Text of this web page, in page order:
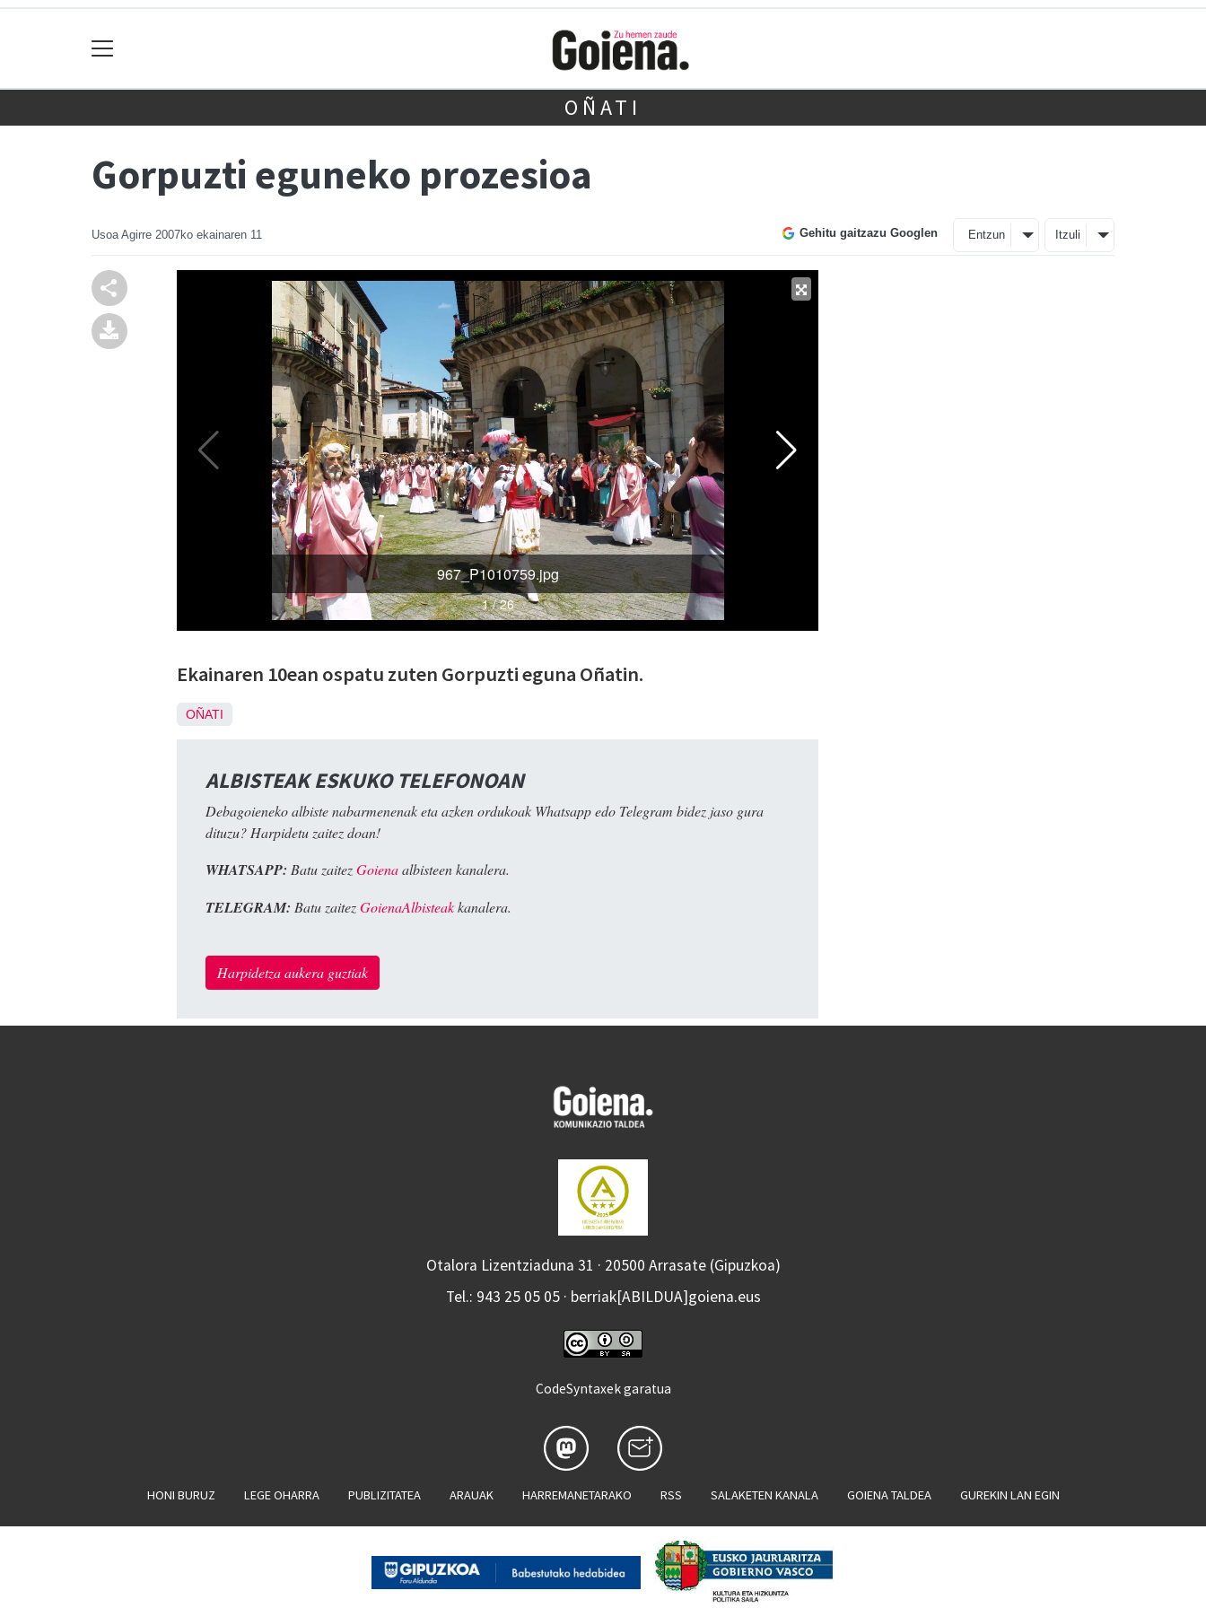
OÑATI
Gorpuzti eguneko prozesioa
Usoa Agirre 2007ko ekainaren 11 Gehitu gaitzazu Googlen Entzun Itzuli
Ekainaren 10ean ospatu zuten Gorpuzti eguna Oñatin.
OÑATI
ALBISTEAK ESKUKO TELEFONOAN
Debagoieneko albiste nabarmenenak eta azken ordukoak Whatsapp edo Telegram bidez jaso gura
dituzu? Harpidetu zaitez doan!
WHATSAPP: Batu zaitezGoienaalbisteen kanalera.
TELEGRAM: Batu zaitezGoienaAlbisteakkanalera.
Harpidetza aukera guztiak
Otalora Lizentziaduna 31 · 20500 Arrasate (Gipuzkoa)
Tel.: 943 25 05 05 · berriak[ABILDUA]goiena.eus
CodeSyntaxek garatua
HONI BURUZ LEGE OHARRA PUBLIZITATEA ARAUAK HARREMANETARAKO RSS SALAKETEN KANALA GOIENA TALDEA GUREKIN LAN EGIN